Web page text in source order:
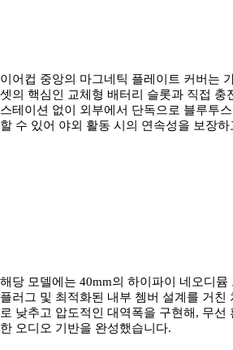
이어컵 중앙의 마그네틱 플레이트 커버는
셋의 핵심인 교체형 배터리 슬롯과 직접
스테이션 없이 외부에서 단독으로 블루투
할 수 있어 야외 활동 시의 연속성을 보장하
해당 모델에는 40mm의 하이파이 네오디
플러그 및 최적화된 내부 쳄버 설계를 거
로 낮추고 압도적인 대역폭을 구현해, 무
한 오디오 기반을 완성했습니다.